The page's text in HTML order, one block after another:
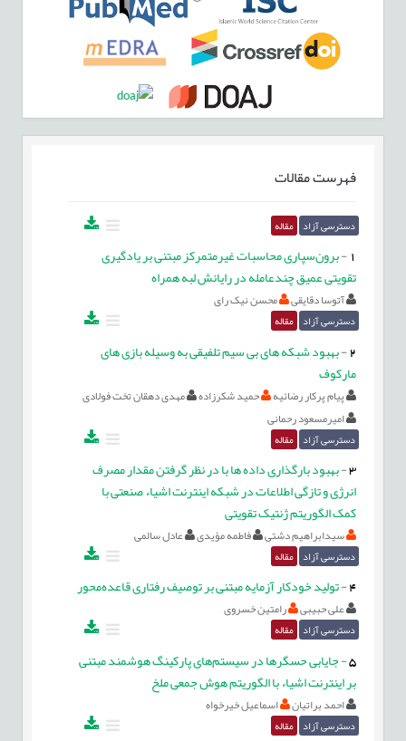
فهرست مقالات
دسترسی آزاد مقاله
-برون‌سپاری محاسبات غیرمتمرکز مبتنی بر یادگیری
تقویتی عمیق چندعامله در رایانش لبه همراه
آتوسا دقایقی محسن نیک رای
دسترسی آزاد مقاله
2
-بهبود شبکه های بی سیم تلفیقی به وسیله بازی های
مارکوف
پیام پرکار رضائیه حمید شکرزاده
مهدی دهقان تخت فولادی
امیرمسعود رحمانی
دسترسی آزاد مقاله
3
-بهبود بارگذاری داده ها با در نظر گرفتن مقدار مصرف
انرژی و تازگی اطلاعات در شبکه اینترنت اشیاء صنعتی با
کمک الگوریتم ژنتیک تقویتی
سیدابراهیم دشتی فاطمه مؤیدی عادل سالمی
دسترسی آزاد مقاله
4
-تولید خودکار آزمایه مبتنی بر توصیف رفتاری قاعده‌محور
علی حبیبی رامتین خسروی
دسترسی آزاد مقاله
5
-جایابی حسگرها در سیستم‌های پارکینگ هوشمند مبتنی
بر اینترنت اشیاء با الگوریتم هوش جمعی ملخ
احمد براتیان اسماعيل خيرخواه
دسترسی آزاد مقاله